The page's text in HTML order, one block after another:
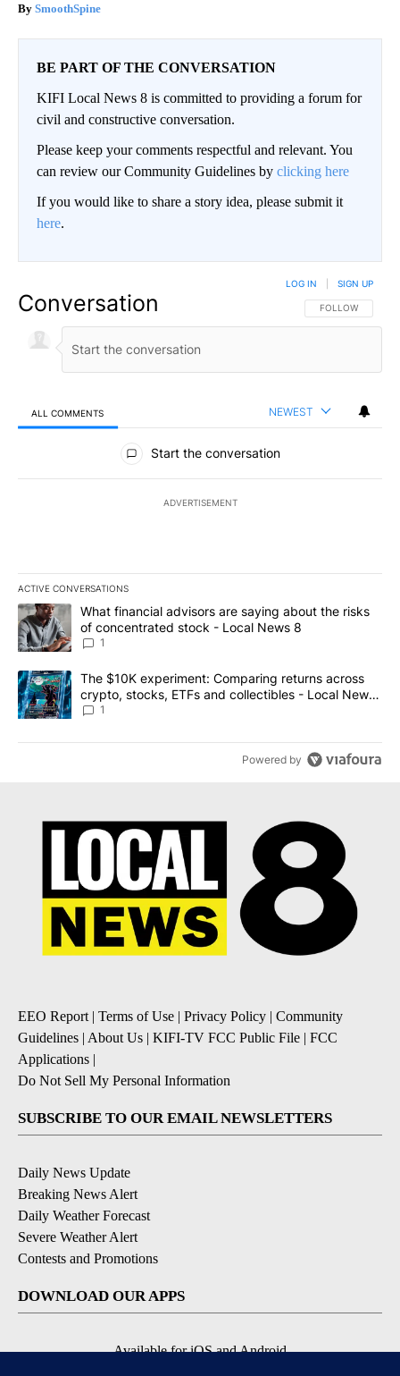
SmoothSpine
BE PART OF THE CONVERSATION
KIFI Local News 8 is committed to providing a forum for
civil and constructive conversation.
Please keep your comments respectful and relevant. You
can review our Community Guidelines by clicking here
If you would like to share a story idea, please submit it
here.
Conversation FOLLOW THIS
FOLLOW
LOG IN SIGN UP
ALL COMMENTS NEWEST
All Comments
Start the conversation
ADVERTISEMENT
ACTIVE CONVERSATIONS
The following is a list of the most commented articles in the last
A trending article titled "What financial advisors are saying
What financial advisors are saying about the risks
of concentrated stock - Local News 8
1
A trending article titled "The $10K experiment: Comparing
The $10K experiment: Comparing returns across
crypto, stocks, ETFs and collectibles - Local News
8
1
Powered by
EEO Report| Terms of Use | Privacy Policy | Community
Guidelines | About Us | KIFI-TV FCC Public File | FCC
Applications |
Do Not Sell My Personal Information
SUBSCRIBE TO OUR EMAIL NEWSLETTERS
Daily News Update
Breaking News Alert
Daily Weather Forecast
Severe Weather Alert
Contests and Promotions
DOWNLOAD OUR APPS
Available for iOS and Android